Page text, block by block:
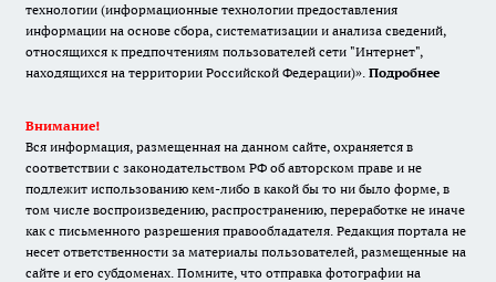
технологии (информационные технологии предоставления
информации на основе сбора, систематизации и анализа сведений,
относящихся к предпочтениям пользователей сети "Интернет",
находящихся на территории Российской Федерации)». Подробнее
Внимание!
Вся информация, размещенная на данном сайте, охраняется в
соответствии с законодательством РФ об авторском праве и не
подлежит использованию кем-либо в какой бы то ни было форме, в
том числе воспроизведению, распространению, переработке не иначе
как с письменного разрешения правообладателя. Редакция портала не
несет ответственности за материалы пользователей, размещенные на
сайте и его субдоменах. Помните, что отправка фотографии на